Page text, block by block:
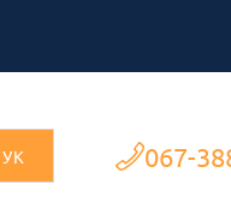
067-